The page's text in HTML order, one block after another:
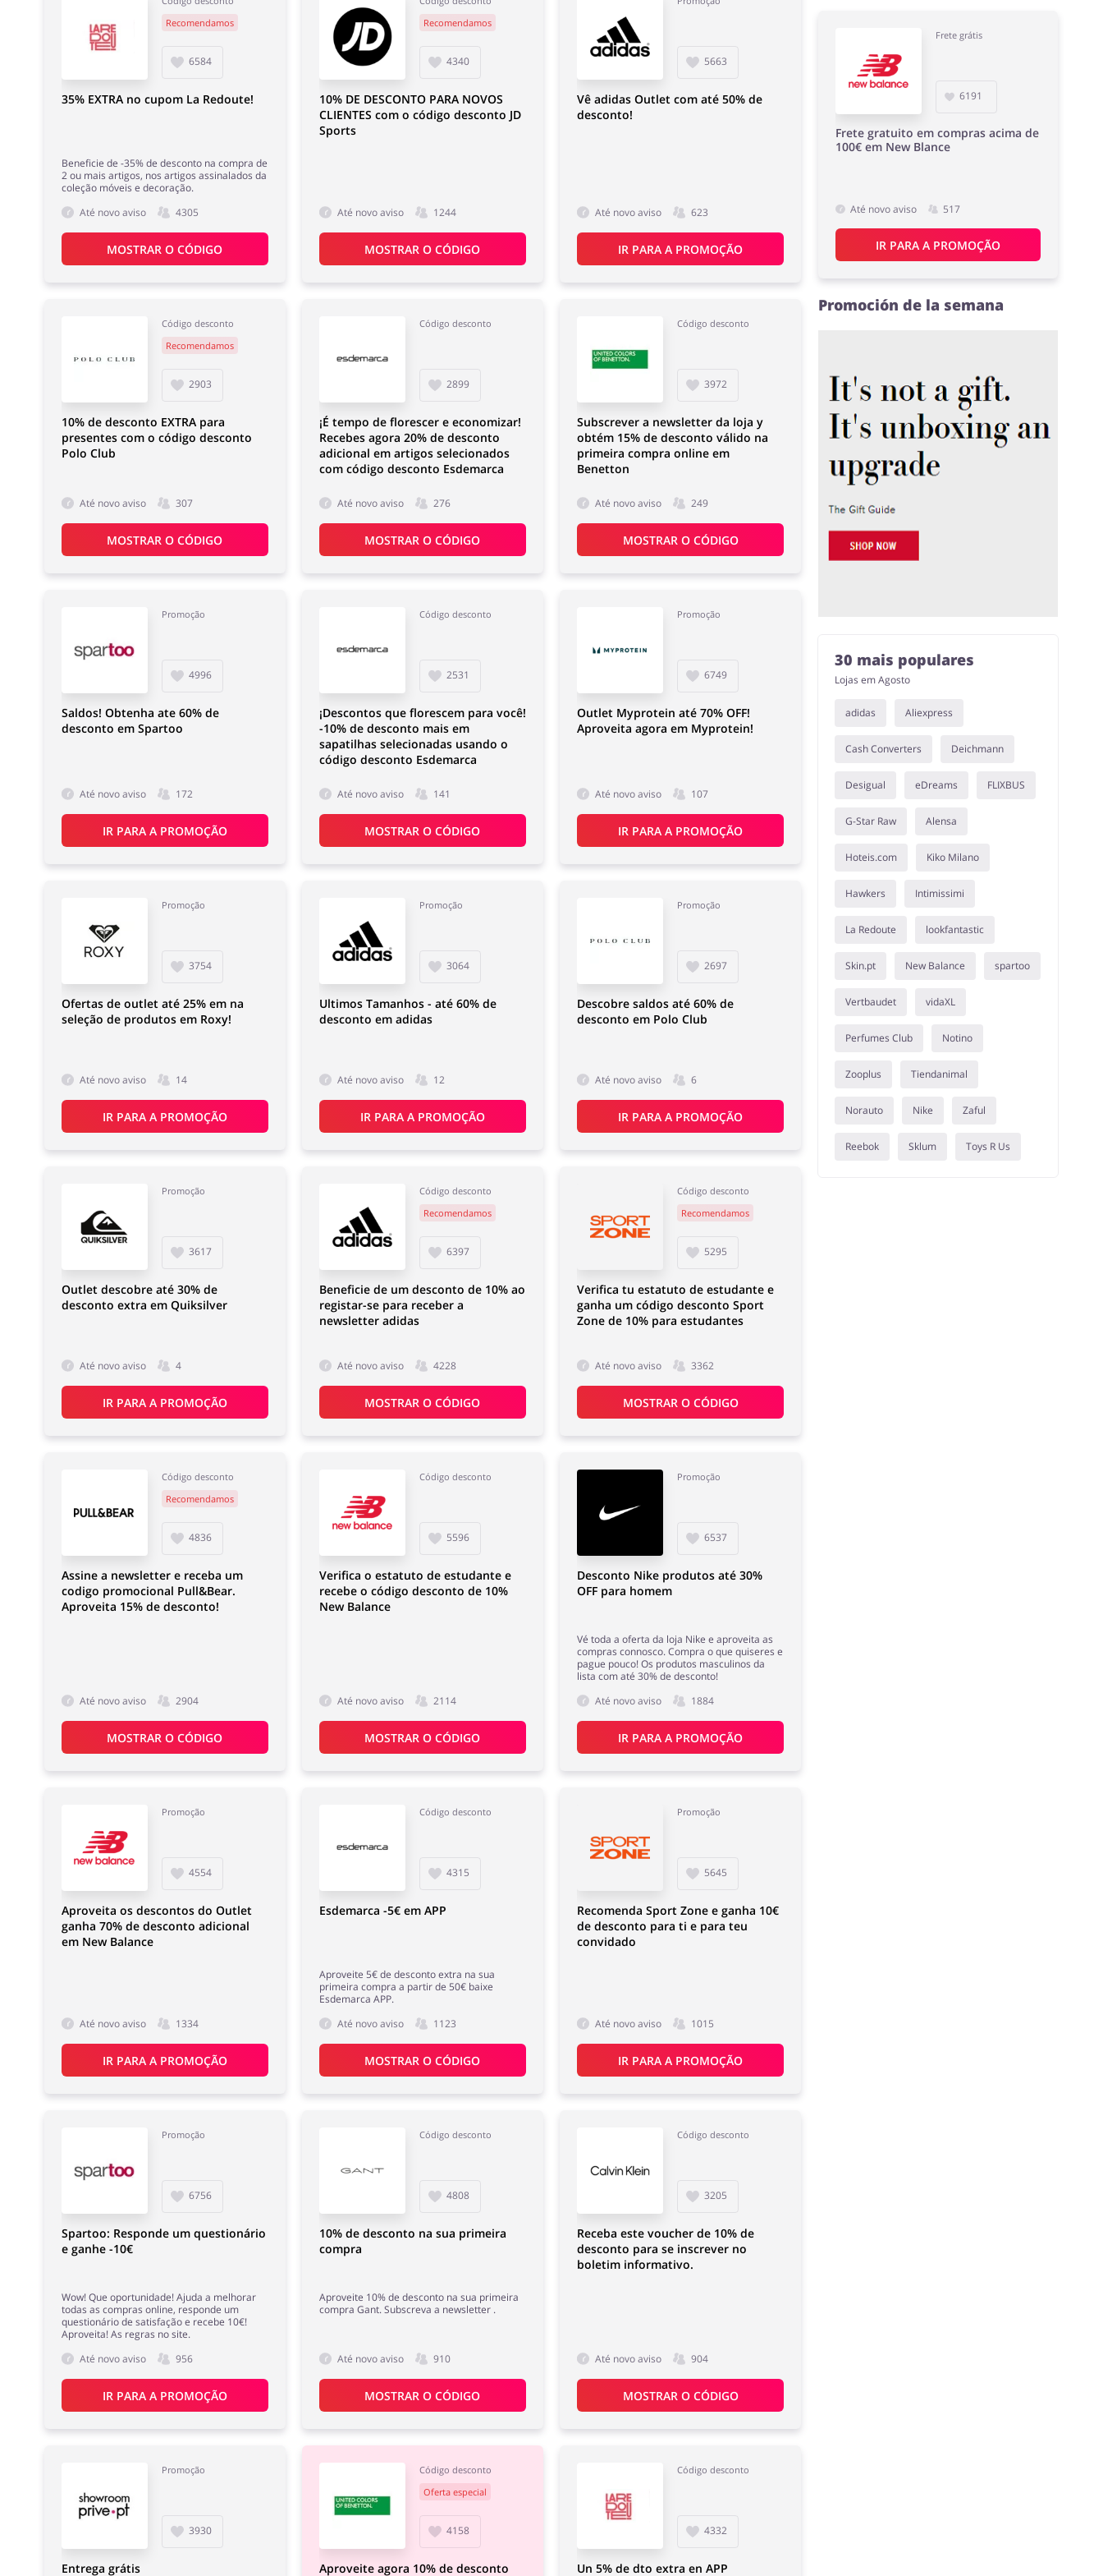
Recomendamos
6584
35% EXTRA no cupom La Redoute!
Beneficie de -35% de desconto na compra de
2 ou mais artigos, nos artigos assinalados da
coleção móveis e decoração.
Até novo aviso
4305
MOSTRAR O CÓDIGO
Recomendamos
4340
10% DE DESCONTO PARA NOVOS
CLIENTES com o código desconto JD
Sports
Até novo aviso 1244
MOSTRAR O CÓDIGO
5663
Vê adidas Outlet com até 50% de
desconto!
Até novo aviso 623
IR PARA A PROMOÇÃO
Código desconto
Recomendamos
2903
10% de desconto EXTRA para
presentes com o código desconto
Polo Club
Até novo aviso 307
MOSTRAR O CÓDIGO
Código desconto
2899
¡É tempo de florescer e economizar!
Recebes agora 20% de desconto
adicional em artigos selecionados
com código desconto Esdemarca
Até novo aviso 276
MOSTRAR O CÓDIGO
Código desconto
3972
Subscrever a newsletter da loja y
obtém 15% de desconto válido na
primeira compra online em
Benetton
Até novo aviso 249
MOSTRAR O CÓDIGO
Promoção
4996
Saldos! Obtenha ate 60% de
desconto em Spartoo
Até novo aviso 172
IR PARA A PROMOÇÃO
Código desconto
2531
¡Descontos que florescem para você!
-10% de desconto mais em
sapatilhas selecionadas usando o
código desconto Esdemarca
Até novo aviso 141
MOSTRAR O CÓDIGO
Promoção
6749
Outlet Myprotein até 70% OFF!
Aproveita agora em Myprotein!
Até novo aviso 107
IR PARA A PROMOÇÃO
Promoção
3754
Ofertas de outlet até 25% em na
seleção de produtos em Roxy!
Até novo aviso 14
IR PARA A PROMOÇÃO
Promoção
3064
Ultimos Tamanhos - até 60% de
desconto em adidas
Até novo aviso 12
IR PARA A PROMOÇÃO
Promoção
2697
Descobre saldos até 60% de
desconto em Polo Club
Até novo aviso 6
IR PARA A PROMOÇÃO
Promoção
3617
Outlet descobre até 30% de
desconto extra em Quiksilver
Até novo aviso 4
IR PARA A PROMOÇÃO
Código desconto
Recomendamos
6397
Beneficie de um desconto de 10% ao
registar-se para receber a
newsletter adidas
Até novo aviso 4228
MOSTRAR O CÓDIGO
Código desconto
Recomendamos
5295
Verifica tu estatuto de estudante e
ganha um código desconto Sport
Zone de 10% para estudantes
Até novo aviso 3362
MOSTRAR O CÓDIGO
Código desconto
Recomendamos
4836
Assine a newsletter e receba um
codigo promocional Pull&Bear.
Aproveita 15% de desconto!
Até novo aviso 2904
MOSTRAR O CÓDIGO
Código desconto
5596
Verifica o estatuto de estudante e
recebe o código desconto de 10%
New Balance
Até novo aviso 2114
MOSTRAR O CÓDIGO
Promoção
6537
Desconto Nike produtos até 30%
OFF para homem
Vé toda a oferta da loja Nike e aproveita as
compras connosco. Compra o que quiseres e
pague pouco! Os produtos masculinos da
lista com até 30% de desconto!
Até novo aviso
1884
IR PARA A PROMOÇÃO
Promoção
4554
Aproveita os descontos do Outlet
ganha 70% de desconto adicional
em New Balance
Até novo aviso 1334
IR PARA A PROMOÇÃO
Código desconto
4315
Esdemarca -5€ em APP
Aproveite 5€ de desconto extra na sua
primeira compra a partir de 50€ baixe
Esdemarca APP.
Até novo aviso
1123
MOSTRAR O CÓDIGO
Promoção
5645
Recomenda Sport Zone e ganha 10€
de desconto para ti e para teu
convidado
Até novo aviso 1015
IR PARA A PROMOÇÃO
Promoção
6756
Spartoo: Responde um questionário
e ganhe -10€
Wow! Que oportunidade! Ajuda a melhorar
todas as compras online, responde um
questionário de satisfação e recebe 10€!
Aproveita! As regras no site.
Até novo aviso
956
IR PARA A PROMOÇÃO
Código desconto
4808
10% de desconto na sua primeira
compra
Aproveite 10% de desconto na sua primeira
compra Gant. Subscreva a newsletter .
Até novo aviso 910
MOSTRAR O CÓDIGO
Código desconto
3205
Receba este voucher de 10% de
desconto para se inscrever no
boletim informativo.
Até novo aviso 904
MOSTRAR O CÓDIGO
Promoção
3930
Entrega grátis
Código desconto
Oferta especial
4158
Aproveite agora 10% de desconto
Código desconto
4332
Un 5% de dto extra en APP
Frete grátis
6191
Frete gratuito em compras acima de
100€ em New Blance
Até novo aviso 517
IR PARA A PROMOÇÃO
Promoción de la semana
30 mais populares
Lojas em Agosto
adidas Aliexpress
Cash Converters Deichmann
Desigual eDreams FLIXBUS
G-Star Raw Alensa
Hoteis.com Kiko Milano
Hawkers Intimissimi
La Redoute lookfantastic
Skin.pt New Balance spartoo
Vertbaudet vidaXL
Perfumes Club Notino
Zooplus Tiendanimal
Norauto Nike Zaful
Reebok Sklum Toys R Us